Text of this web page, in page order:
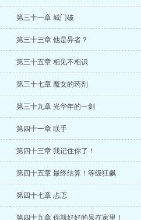
第三十一章 城门破
第三十三章 他是异者？
第三十五章 相见不相识
第三十七章 魔女的药剂
第三十九章 光华年的一剑
第四十一章 联手
第四十三章 我记住你了！
第四十五章 最终结算！等级狂飙
第四十七章 忐忑
第四十九章 你就好好的呆在家里！